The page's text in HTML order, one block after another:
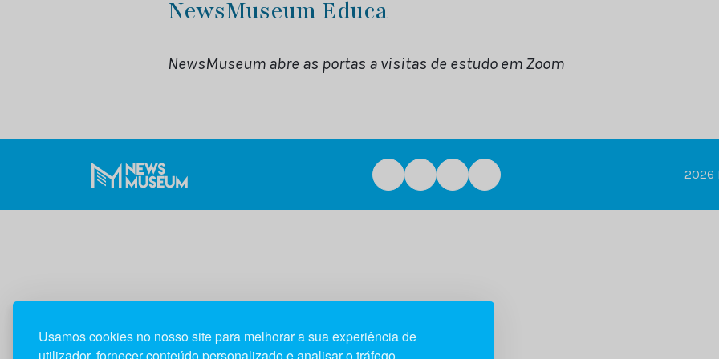
Usamos cookies no nosso site para melhorar a sua experiência de
NewsMuseum Educa
NewsMuseum abre as portas a visitas de estudo em Zoom
2026